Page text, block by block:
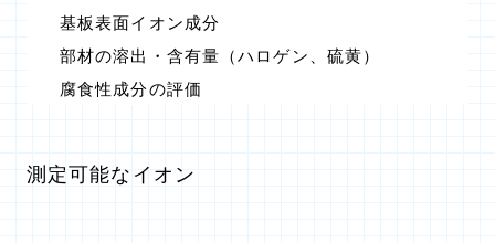
基板表面イオン成分
部材の溶出・含有量（ハロゲン、硫黄）
腐食性成分の評価
測定可能なイオン